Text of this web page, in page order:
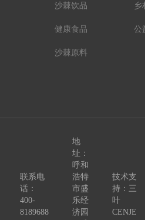
沙棘饮品
健康食品
沙棘原料
乡
公
联系电
话：
400-
8189688
地
址：
呼和
浩特
市盛
乐经
济园
技术支
持：三
叶
CENJE